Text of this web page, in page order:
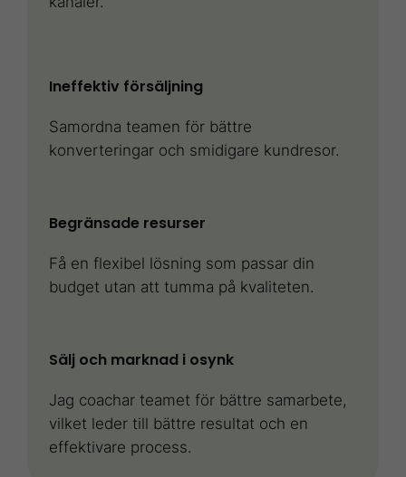
Ineffektiv försäljning
Samordna teamen för bättre
konverteringar och smidigare kundresor.
Begränsade resurser
Få en flexibel lösning som passar din
budget utan att tumma på kvaliteten.
Sälj och marknad i osynk
Jag coachar teamet för bättre samarbete,
vilket leder till bättre resultat och en
effektivare process.